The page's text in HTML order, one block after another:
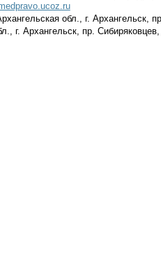
обл., г. Архангельск,
г. Архангельск, пр.